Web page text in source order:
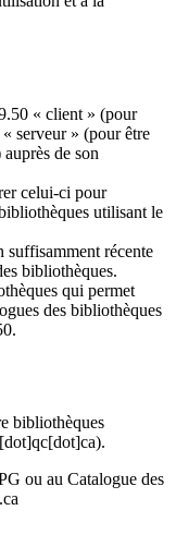
« client » (pour
serveur » (pour être
de son
celui-ci pour
utilisant le
suffisamment récente
bibliothèques.
qui permet
des bibliothèques
bibliothèques
.
ou au Catalogue des